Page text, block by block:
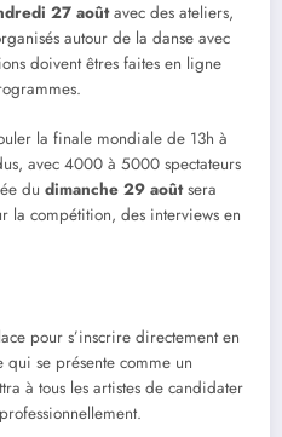
27 aoûtavec des ateliers,
autour de la danse avec
doivent êtres faites en ligne
la finale mondiale de 13h à
avec 4000 à 5000 spectateurs
du dimanche 29 aoûtsera
la compétition, des interviews en
pour s’inscrire directement en
qui se présente comme un
à tous les artistes de candidater